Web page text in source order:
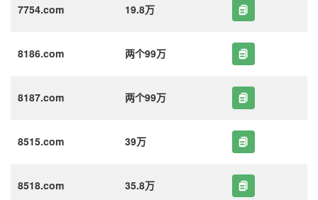
7754.com 19.8万
8186.com 两个99万
8187.com 两个99万
8515.com 39万
8518.com 35.8万